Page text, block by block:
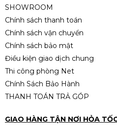
SHOWROOM
Chính sách thanh toán
Chính sách vận chuyển
Chính sách bảo mật
Điều kiện giao dịch chung
Thi công phòng Net
Chính Sách Bảo Hành
THANH TOÁN TRẢ GÓP
GIAO HÀNG TẬN NƠI HỎA